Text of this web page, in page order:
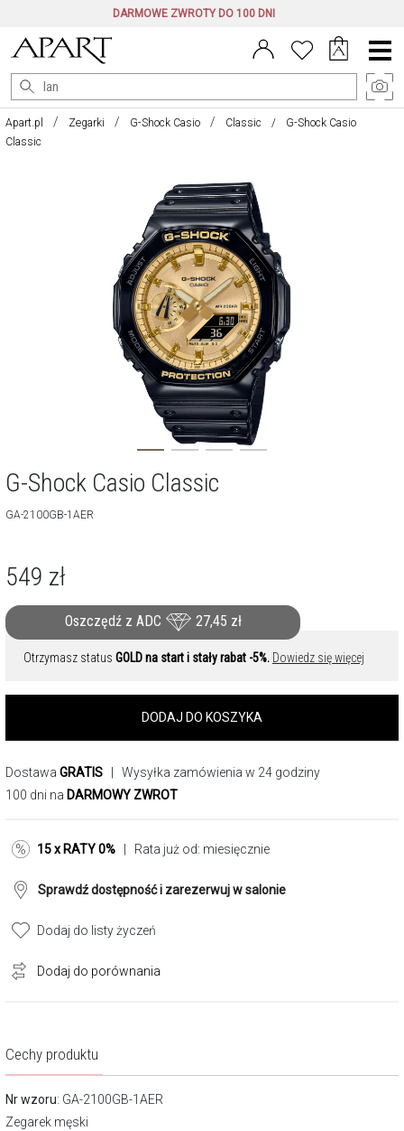
DARMOWE ZWROTY DO 100 DNI
Menu
główne
Apart.pl Zegarki G-Shock Casio Classic
G-Shock Casio
Classic
Cechy produktu
Nr wzoru: GA-2100GB-1AER
Zegarek męski
G-Shock Casio Classic
GA-2100GB-1AER
549 zł
Oszczędź z ADC 27,45 zł
Otrzymasz status GOLD na start i stały rabat -5%. Dowiedz się więcej
DODAJ DO KOSZYKA
Dostawa GRATIS | Wysyłka zamówienia w 24 godziny
100 dni na DARMOWY ZWROT
15 x RATY 0% | Rata już od: miesięcznie
Sprawdź dostępność i zarezerwuj w salonie
Dodaj do listy życzeń
Dodaj do porównania